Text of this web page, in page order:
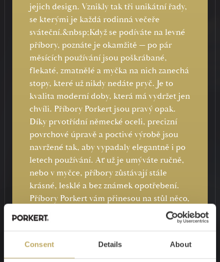
Consent Details About
jejich design. Vznikly tak tři unikátní řady,
se kterými je každá rodinná večeře
sváteční.&nbsp;Když se podíváte na levné
příbory, poznáte je okamžitě — po pár
měsících používání jsou poškrábané,
flekaté, zmatnělé a myčka na nich zanechá
stopy, které už nikdy nedáte pryč. Je to
kvalita moderní doby, která má vydržet jen
chvíli. Příbory Porkert jsou pravý opak.
Díky prvotřídní německé oceli, precizní
povrchové úpravě a poctivé výrobě jsou
navržené tak, aby vypadaly elegantně i po
letech používání. Ať už je umýváte ručně,
nebo v myčce, příbory zůstávají stále
krásné, lesklé a bez známek opotřebení.
Příbory Porkert vám přinesou na stůl něco,
dlouhodobou spolehlivost, stálý lesk a
stolování. Jako výrobce dáváme na